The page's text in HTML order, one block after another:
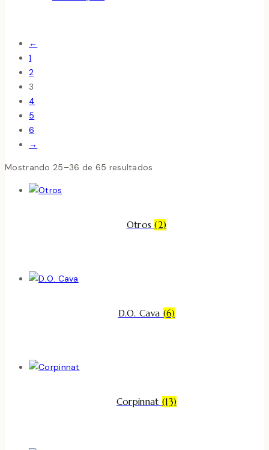
←
1
2
3
4
5
6
→
Mostrando 25–36 de 65 resultados
Otros(2)
D.O. Cava (6)
Corpinnat (13)